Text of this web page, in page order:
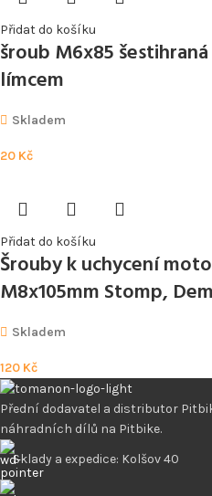
Přidat do košíku
šroub M6x85
límcem
Skladem
20 Kč
Přidat do košíku
Šrouby k uchycení
M8x105mm Stomp,
Skladem
120 Kč
Přední dodavatel a distributor
náhradních dílů na Pitbike.
Sklady a expedice: Kolšov 40